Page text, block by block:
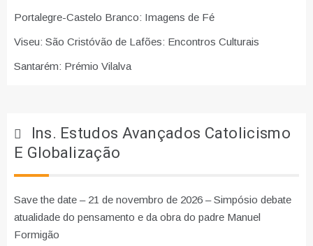
Portalegre-Castelo Branco: Imagens de Fé
Viseu: São Cristóvão de Lafões: Encontros Culturais
Santarém: Prémio Vilalva
Ins. Estudos Avançados Catolicismo
E Globalização
Save the date – 21 de novembro de 2026 – Simpósio debate
atualidade do pensamento e da obra do padre Manuel
Formigão